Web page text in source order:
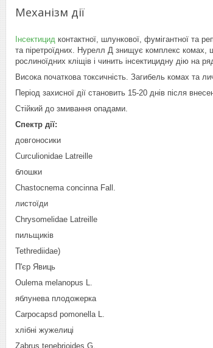
Механізм дії
Інсектицид контактної, шлункової, фумігантної та
та піретроїдних. Нурелл Д знищує комплекс комах,
рослиноїдних кліщів і чинить інсектицидну дію на
Висока початкова токсичність. Загибель комах та
Період захисної дії становить 15-20 днів після
Стійкий до змивання опадами.
Спектр дії:
довгоносики
Curculionidae Latreille
блошки
Chastocnema concinna Fall.
листоїди
Chrysomelidae Latreille
пильщиків
Tethrediidae)
П'єр Явиць
Оulema melanopus L.
яблунева плодожерка
Carpocapsd pomonella L.
хлібні жужелиці
Zabrus tenebrioides G.